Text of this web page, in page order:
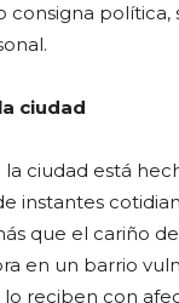
consigna política,
ciudad
la ciudad está
instantes
que el cariño
en un barrio
reciben con